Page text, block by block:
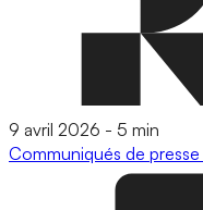
9 avril 2026 - 5 min
Communiqués de presse